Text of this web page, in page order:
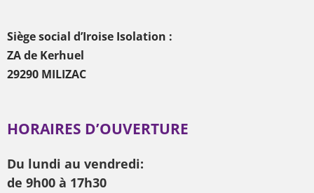
Siège social d’Iroise Isolation :
ZA de Kerhuel
29290 MILIZAC
HORAIRES D’OUVERTURE
Du lundi au vendredi:
de 9h00 à 17h30